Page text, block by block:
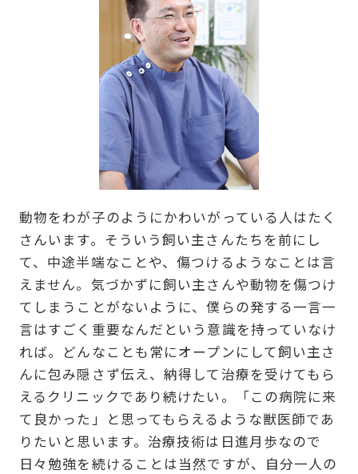
動物をわが子のようにかわいがっている人はたく
さんいます。そういう飼い主さんたちを前にし
て、中途半端なことや、傷つけるようなことは言
えません。気づかずに飼い主さんや動物を傷つけ
てしまうことがないように、僕らの発する一言一
言はすごく重要なんだという意識を持っていなけ
れば。どんなことも常にオープンにして飼い主さ
んに包み隠さず伝え、納得して治療を受けてもら
えるクリニックであり続けたい。「この病院に来
て良かった」と思ってもらえるような獣医師であ
りたいと思います。治療技術は日進月歩なので
日々勉強を続けることは当然ですが、自分一人の